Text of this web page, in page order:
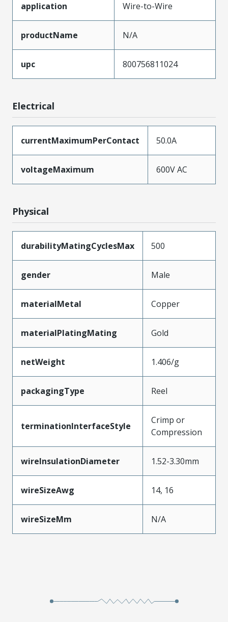
application Wire-to-Wire
productName N/A
upc 800756811024
Electrical
currentMaximumPerContact 50.0A
voltageMaximum 600V AC
Physical
durabilityMatingCyclesMax 500
gender Male
materialMetal Copper
materialPlatingMating Gold
netWeight 1.406/g
packagingType Reel
terminationInterfaceStyle
Crimp or
Compression
wireInsulationDiameter 1.52-3.30mm
wireSizeAwg 14, 16
wireSizeMm N/A